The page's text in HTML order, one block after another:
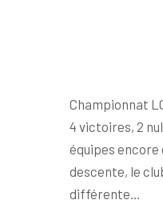
Championnat
4 victoires, 2
équipes
descente, le
différente…